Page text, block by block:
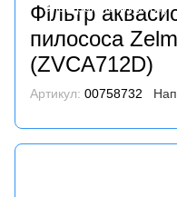
Фільтр
пилососа
(ZVCA712D)
Артикул: 00758732